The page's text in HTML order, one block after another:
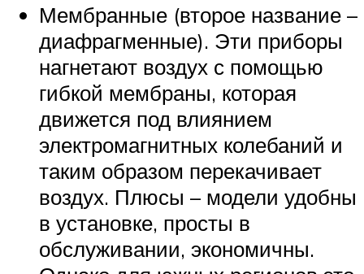
Мембранные (второе название –
диафрагменные). Эти приборы
нагнетают воздух с помощью
гибкой мембраны, которая
движется под влиянием
электромагнитных колебаний и
таким образом перекачивает
воздух. Плюсы – модели удобны
в установке, просты в
обслуживании, экономичны.